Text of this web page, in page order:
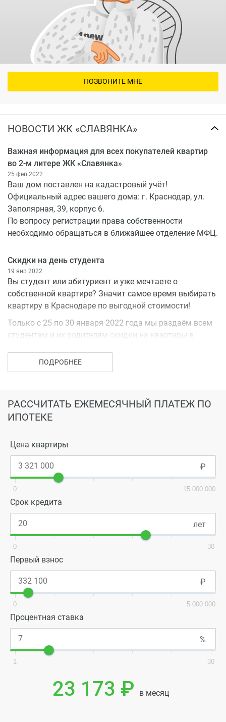
НОВОСТИ ЖК «СЛАВЯНКА»
Важная информация для всех покупателей квартир
во 2-м литере ЖК «Славянка»
25 фев 2022
Ваш дом поставлен на кадастровый учёт!
Официальный адрес вашего дома: г. Краснодар, ул.
Заполярная, 39, корпус 6.
По вопросу регистрации права собственности
необходимо обращаться в ближайшее отделение МФЦ.
Скидки на день студента
19 янв 2022
Вы студент или абитуриент и уже мечтаете о
собственной квартире? Значит самое время выбирать
квартиру в Краснодаре по выгодной стоимости!
Только с 25 по 30 января 2022 года мы раздаём всем
студентам и их родителям скидки на квартиры в
Вы просто выбираете и бронируете квартиру, а наши
достаточно предъявить студенчески билет или
справку ученика в наших отделах продаж.
ПОДРОБНЕЕ
РАССЧИТАТЬ ЕЖЕМЕСЯЧНЫЙ ПЛАТЕЖ ПО
ИПОТЕКЕ
Цена квартиры
0 15 000 000
Срок кредита
0 30
Первый взнос
0 5 000 000
Процентная ставка
1 30
23 173 ₽ в месяц
ПОЗВОНИТЕ МНЕ